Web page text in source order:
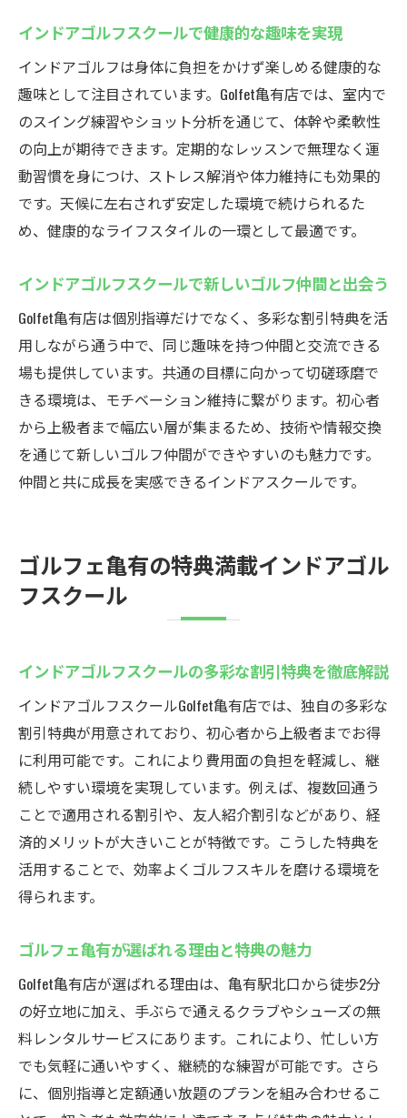
初心者向けプランが豊富なインドアゴルフ
スクール
初めてのゴルフもインドアスクールなら安
心スタート
インドアゴルフスクールで基礎からしっか
り学ぼう
亀有駅近のインドアゴルフスクールの魅力
駅近で通いやすいインドアゴルフスクール
インドアゴルフスクールだからこその快適
なアクセス
仕事帰りも通える駅近インドアゴルフスク
ール
忙しい方におすすめのインドアゴルフスク
ール活用法
インドアゴルフスクールの好立地が生むメ
リットとは
ゴルフェ亀有でゴルフスキルをアップしよう
インドアゴルフスクールで効果的なスキル
個別指導で着実に上達できるインドアゴル
定額制で何度も通えるインドアゴルフスク
ールの強み
上級者も満足できるインドアゴルフスクー
ルの指導力
インドアゴルフスクールで目標達成をサポ
ート
成果を実感できるインドアゴルフスクール
無料レンタルで手軽にゴルフを楽しむ方法
インドアゴルフスクールの無料レンタル活
用法
手ぶらでOKなインドアゴルフスクールの魅
力体験
クラブやシューズの無料サービスで始める
インドアゴルフスクールで健康的な趣味を実現
インドアゴルフは身体に負担をかけず楽しめる健康的な
趣味として注目されています。Golfet亀有店では、室内で
のスイング練習やショット分析を通じて、体幹や柔軟性
の向上が期待できます。定期的なレッスンで無理なく運
動習慣を身につけ、ストレス解消や体力維持にも効果的
です。天候に左右されず安定した環境で続けられるた
め、健康的なライフスタイルの一環として最適です。
インドアゴルフスクールで新しいゴルフ仲間と出会う
Golfet亀有店は個別指導だけでなく、多彩な割引特典を活
用しながら通う中で、同じ趣味を持つ仲間と交流できる
場も提供しています。共通の目標に向かって切磋琢磨で
きる環境は、モチベーション維持に繋がります。初心者
から上級者まで幅広い層が集まるため、技術や情報交換
を通じて新しいゴルフ仲間ができやすいのも魅力です。
仲間と共に成長を実感できるインドアスクールです。
ゴルフェ亀有の特典満載インドアゴル
フスクール
インドアゴルフスクールの多彩な割引特典を徹底解説
インドアゴルフスクールGolfet亀有店では、独自の多彩な
割引特典が用意されており、初心者から上級者までお得
に利用可能です。これにより費用面の負担を軽減し、継
続しやすい環境を実現しています。例えば、複数回通う
ことで適用される割引や、友人紹介割引などがあり、経
済的メリットが大きいことが特徴です。こうした特典を
活用することで、効率よくゴルフスキルを磨ける環境を
得られます。
ゴルフェ亀有が選ばれる理由と特典の魅力
Golfet亀有店が選ばれる理由は、亀有駅北口から徒歩2分
の好立地に加え、手ぶらで通えるクラブやシューズの無
料レンタルサービスにあります。これにより、忙しい方
でも気軽に通いやすく、継続的な練習が可能です。さら
に、個別指導と定額通い放題のプランを組み合わせるこ